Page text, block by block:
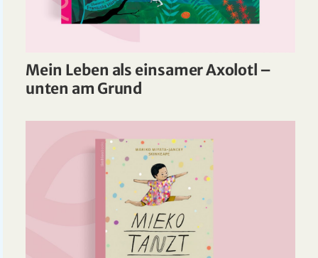
Mein Leben als einsamer Axolotl –
unten am Grund